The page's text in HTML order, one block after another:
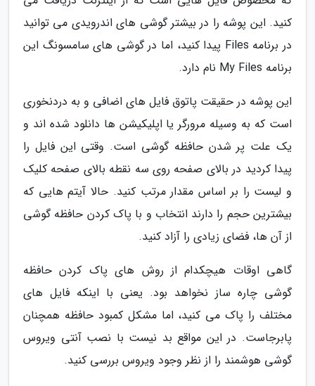
کنید. این پوشه را در بیشتر گوشی های اندرویدی می توانید
در برنامه Files پیدا کنید، اما در گوشی های سامسونگ این
برنامه My Files نام دارد.
این پوشه در حقیقت پاتوق فایل های اضافی و به دردنخوری
است که به وسیله مرورگر یا اپلیکیشن ها دانلود شده اند و
یک علت پر شدن حافظه گوشی است. وقتی این فایل را
پیدا کردید در بالای صفحه روی سه نقطه بالای صفحه کلیک
و لیست را بر اساس مقدار مرتب کنید. حالا آیتم هایی که
بیشترین حجم را دارند انتخاب و با پاک کردن حافظه گوشی
از آن ها، فضای زیادی را آزاد کنید.
گاهی اوقات هیچکدام از روش های پاک کردن حافظه
گوشی چاره ساز نخواهد بود. یعنی با اینکه فایل های
مختلف را پاک می کنید، اما مشکل کمبود حافظه همچنان
پابرجاست. در این مواقع بد نیست با نصب آنتی ویروس
گوشی هوشمند را از نظر وجود ویروس بررسی کنید.